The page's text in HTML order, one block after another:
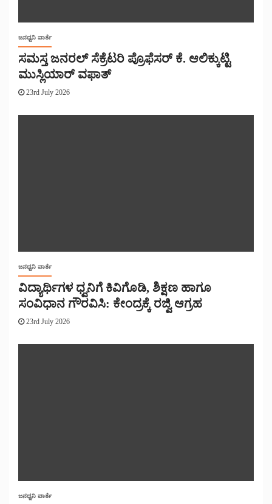
ಜನಧ್ವನಿ ವಾರ್ತೆ
ಸಮಸ್ತ ಜನರಲ್ ಸೆಕ್ರೆಟರಿ ಪ್ರೊಫೆಸರ್ ಕೆ. ಆಲಿಕ್ಕುಟ್ಟಿ
ಮುಸ್ಲಿಯಾರ್ ವಫಾತ್
23rd July 2026
ಜನಧ್ವನಿ ವಾರ್ತೆ
ವಿದ್ಯಾರ್ಥಿಗಳ ಧ್ವನಿಗೆ ಕಿವಿಗೊಡಿ, ಶಿಕ್ಷಣ ಹಾಗೂ
ಸಂವಿಧಾನ ಗೌರವಿಸಿ: ಕೇಂದ್ರಕ್ಕೆ ರಜ್ವಿ ಆಗ್ರಹ
23rd July 2026
ಜನಧ್ವನಿ ವಾರ್ತೆ